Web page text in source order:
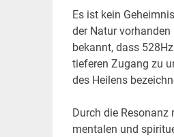
Es ist kein
der Natur
bekannt, dass
tieferen Zugang zu
des Heilens
Durch die
mentalen und